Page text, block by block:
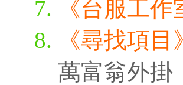
《台服工作
《尋找項目》
萬富翁外掛